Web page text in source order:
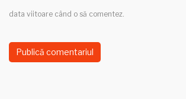
data viitoare când o să comentez.